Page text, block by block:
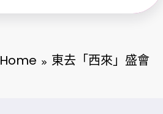
Home 東去「西來」盛會